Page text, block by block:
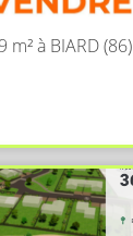
à BIARD (86)